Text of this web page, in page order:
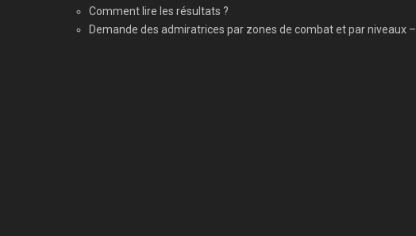
Comment lire les résultats ?
Demande des admiratrices par zones de combat et par niveaux –